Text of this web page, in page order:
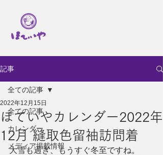
記事
全ての記事
カレンダー
メディア掲載情報
全ての記事
ほていやカレンダー2022年
12月 縫取色留袖訪問着
2022年12月15日
大雪も過ぎ、もうすぐ冬至ですね。